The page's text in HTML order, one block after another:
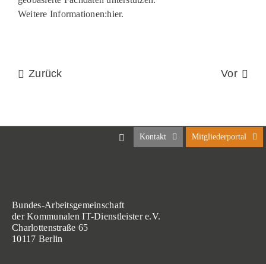
Weitere Informationen:hier.
Zurück Vor
Kontakt Mitgliederportal
Bundes-Arbeitsgemeinschaft
der Kommunalen IT-Dienstleister e.V.
Charlottenstraße 65
10117 Berlin